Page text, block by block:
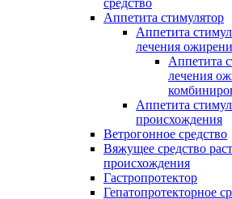
Аппетита стимулятор
Аппетита
лечения
Аппетита
лечения
Аппетита
происхождения
Ветрогонное средство
Вяжущее средство
происхождения
Гастропротектор
Гепатопротекторное